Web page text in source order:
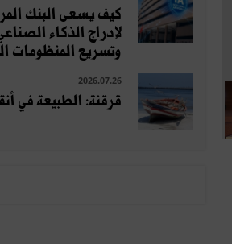
كيف يسعى البنك
لإدراج الذكاء
وتسريع المنظومات
2026.07.26
قرقنة: الطبيعة في